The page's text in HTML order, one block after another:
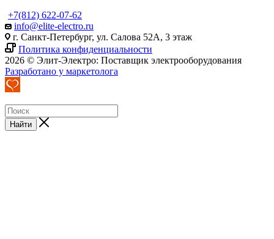
+7(812) 622-07-62
info@elite-electro.ru
г. Санкт-Петербург, ул. Салова 52А, 3 этаж
Политика конфиденциальности
2026 © Элит-Электро: Поставщик электрооборудования
Разработано у маркетолога
Найти